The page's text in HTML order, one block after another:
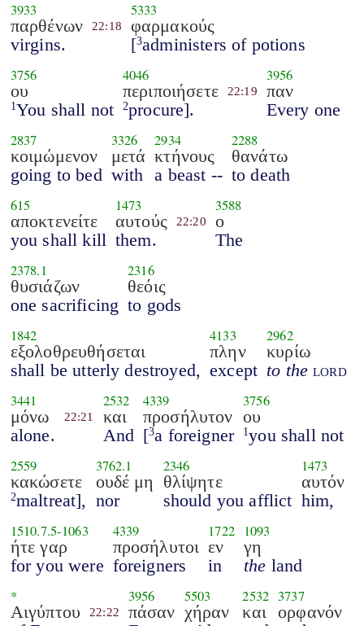
3933
παρθένων
virgins.
22:18
5333
φαρμακούς
[3administers of potions
3756
ου
1 You shall not
4046
περιποιήσετε
2procure].
22:19
3956
παν
Every one
2837
κοιμώμενον
going to bed
3326
μετά
with
2934
κτήνους
a beast --
2288
θανάτω
to death
615
αποκτενείτε
you shall kill
1473
αυτούς
them.
22:20
3588
ο
The
2378.1
θυσιάζων
one sacrificing
2316
θεόις
to gods
1842
εξολοθρευθήσεται
shall be utterly destroyed,
4133
πλην
except
2962
κυρίω
to the lord
3441
μόνω
alone.
22:21
2532
και
And
4339
προσήλυτον
[3a foreigner
3756
ου
1you shall not
2559
κακώσετε
2maltreat],
3762.1
ουδέ μη
nor
2346
θλίψητε
should you afflict
1473
αυτόν
him,
1510.7.5-1063
ήτε γαρ
for you were
4339
προσήλυτοι
foreigners
1722
εν
in
1093
γη
the land
*
Αιγύπτου
22:22
3956
πάσαν
5503
χήραν
2532
και
3737
ορφανόν